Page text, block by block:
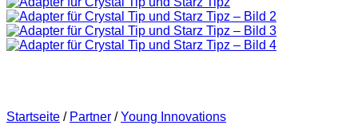
Startseite / Partner / Young Innovations